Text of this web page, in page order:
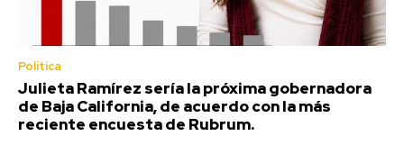
Política
Julieta Ramírez sería la próxima gobernadora
de Baja California, de acuerdo con la más
reciente encuesta de Rubrum.